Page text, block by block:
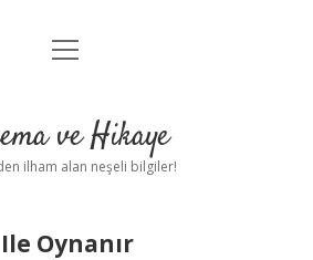
Gizlilik Politikası
Yasal Uyarı
menüyü
ve Hikaye
ilham alan neşeli bilgiler!
Oynanır